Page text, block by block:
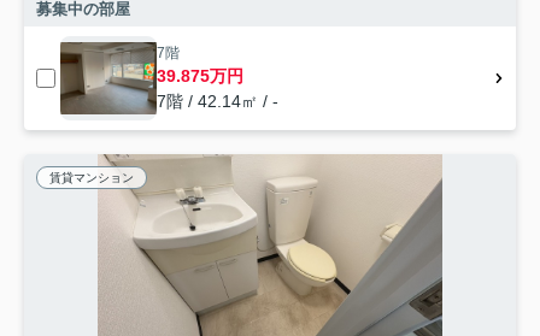
募集中の部屋
7階
39.875万円
7階 / 42.14㎡ / -
賃貸マンション